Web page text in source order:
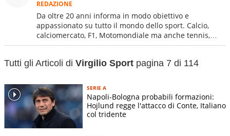
REDAZIONE
Da oltre 20 anni informa in modo obiettivo e
appassionato su tutto il mondo dello sport. Calcio,
calciomercato, F1, Motomondiale ma anche tennis,
volley, basket: su Virgilio Sport i tifosi e gli
completa e zero faziosità. La squadra di Virgilio Sport è
gioco di rimessa quando intercettano le notizie e le
rilanciano verso la rete, sia nella costruzione dal basso
quando creano contenuti 100% originali ed esclusivi.
Tutti gli Articoli di Virgilio Sport pagina 7 di 114
SERIE A
Napoli-Bologna probabili formazioni:
Hojlund regge l'attacco di Conte, Italiano
col tridente